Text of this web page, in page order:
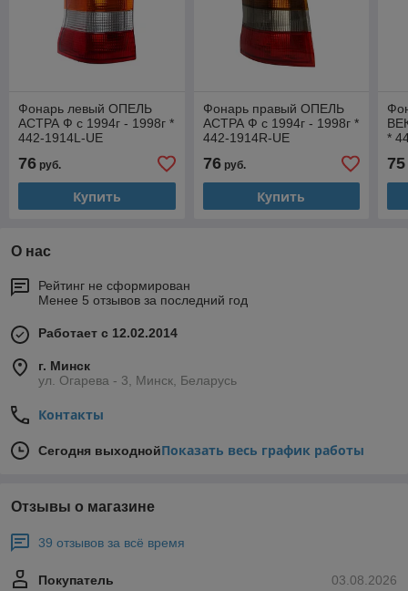
Фонарь левый ОПЕЛЬ
АСТРА Ф с 1994г - 1998г *
442-1914L-UE
76 руб.
Купить
Фонарь правый ОПЕЛЬ
АСТРА Ф с 1994г - 1998г *
442-1914R-UE
76руб.
Купить
*
75
О нас
Рейтинг не сформирован
Менее 5 отзывов за последний год
Работает с 12.02.2014
г. Минск
ул. Огарева - 3, Минск, Беларусь
Контакты
Сегодня выходнойПоказать весь график работы
Отзывы о магазине
39 отзывов за всё время
03.08.2026
Покупатель